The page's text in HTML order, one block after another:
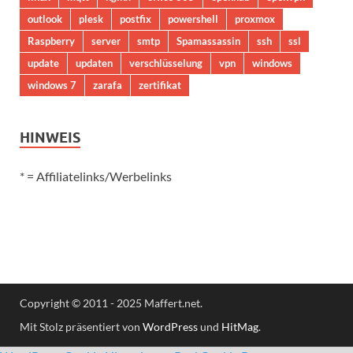
outlook
plesk postfix powershell
proxmox
Raspberry
server smtp Spamassassin ssh
ssl
update
updaten verschlüsselung vpn
windows
windows 7
zarafa zertifikat
HINWEIS
* = Affiliatelinks/Werbelinks
Copyright © 2011 - 2025 Maffert.net.
Mit Stolz präsentiert von WordPressund HitMag.